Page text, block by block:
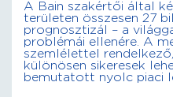
A Bain szakértői által
területen összesen 27
prognosztizál – a
problémái ellenére. A
szemlélettel
különösen sikeresek
bemutatott nyolc piaci